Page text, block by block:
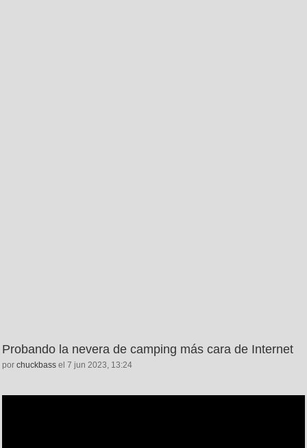
Probando la nevera de camping más cara de Internet
por chuckbass el 7 jun 2023, 13:24